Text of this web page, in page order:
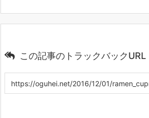
この記事のトラックバックURL